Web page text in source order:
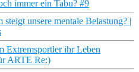
immer ein Tabu? #9
unsere mentale Belastung? |
Extremsportler ihr Leben
ARTE Re:)